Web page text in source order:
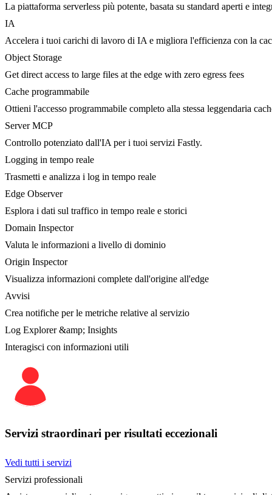
La piattaforma serverless più potente, basata su standard aperti e
IA
Accelera i tuoi carichi di lavoro di IA e migliora l'efficienza con la
Object Storage
Get direct access to large files at the edge with zero egress fees
Cache programmabile
Ottieni l'accesso programmabile completo alla stessa leggendaria
Server MCP
Controllo potenziato dall'IA per i tuoi servizi Fastly.
Logging in tempo reale
Trasmetti e analizza i log in tempo reale
Edge Observer
Esplora i dati sul traffico in tempo reale e storici
Domain Inspector
Valuta le informazioni a livello di dominio
Origin Inspector
Visualizza informazioni complete dall'origine all'edge
Avvisi
Crea notifiche per le metriche relative al servizio
Log Explorer &amp; Insights
Interagisci con informazioni utili
Servizi straordinari per risultati eccezionali
Vedi tutti i servizi
Servizi professionali